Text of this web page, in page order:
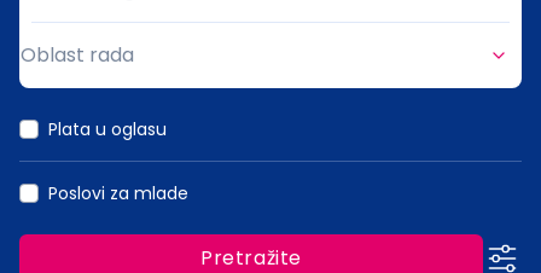
Oblast rada
Plata u oglasu
Poslovi za mlade
Pretražite